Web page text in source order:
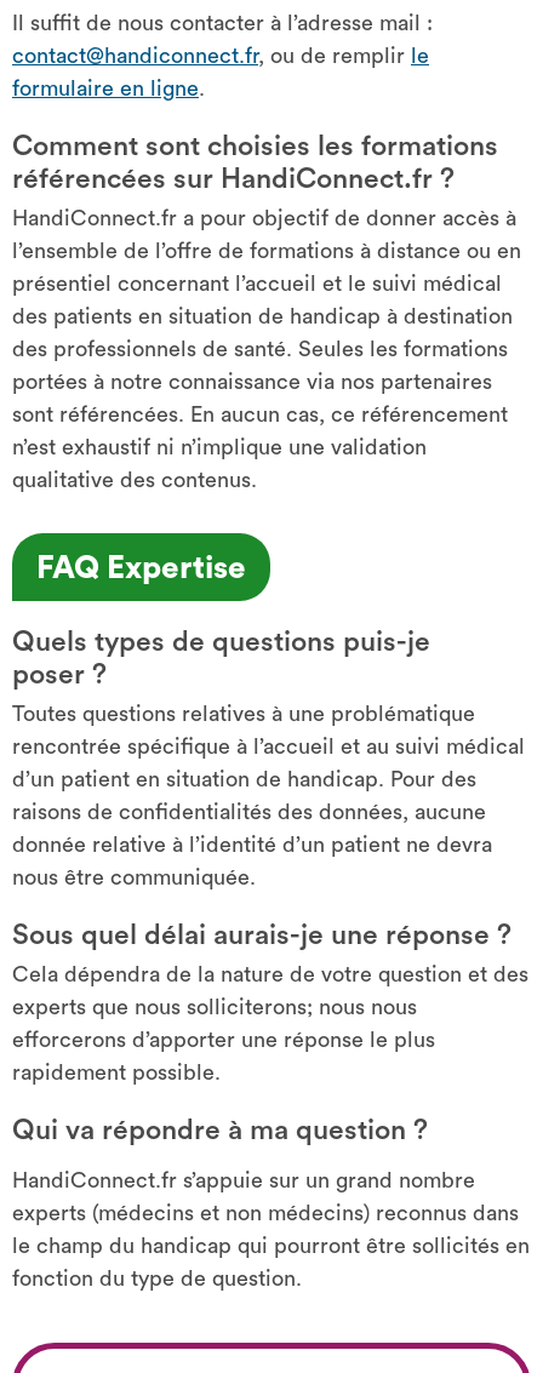
Il suffit de nous contacter à l’adresse mail :
contact@handiconnect.fr, ou de remplir le
formulaire en ligne.
Comment sont choisies les formations
référencées sur HandiConnect.fr ?
HandiConnect.fr a pour objectif de donner accès à
l’ensemble de l’offre de formations à distance ou en
présentiel concernant l’accueil et le suivi médical
des patients en situation de handicap à destination
des professionnels de santé. Seules les formations
portées à notre connaissance via nos partenaires
sont référencées. En aucun cas, ce référencement
n’est exhaustif ni n’implique une validation
qualitative des contenus.
FAQ Expertise
Quels types de questions puis-je
poser ?
Toutes questions relatives à une problématique
rencontrée spécifique à l’accueil et au suivi médical
d’un patient en situation de handicap. Pour des
raisons de confidentialités des données, aucune
donnée relative à l’identité d’un patient ne devra
nous être communiquée.
Sous quel délai aurais-je une réponse ?
Cela dépendra de la nature de votre question et des
experts que nous solliciterons; nous nous
efforcerons d’apporter une réponse le plus
rapidement possible.
Qui va répondre à ma question ?
HandiConnect.fr s’appuie sur un grand nombre
experts (médecins et non médecins) reconnus dans
le champ du handicap qui pourront être sollicités en
fonction du type de question.